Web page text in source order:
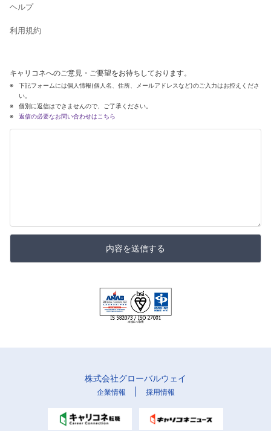
ヘルプ
利用規約
キャリコネへのご意見・ご要望をお待ちしております。
下記フォームには個人情報(個人名、住所、メールアドレスなど)のご入力はお控えくださ
い。
個別に返信はできませんので、ご了承ください。
返信の必要なお問い合わせはこちら
内容を送信する
株式会社グローバルウェイ
企業情報 採用情報